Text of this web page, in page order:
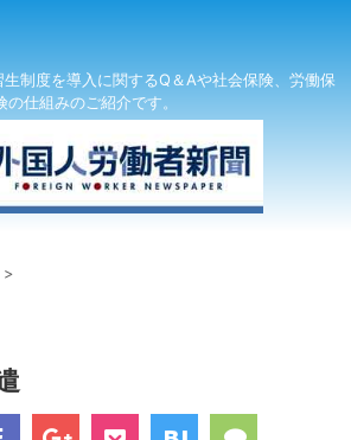
制度を導入に関するQ＆Aや社会保険、労働保
の仕組みのご紹介です。
>